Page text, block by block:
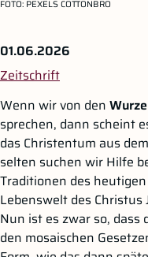
FOTO: PEXELS COTTONBRO
01.06.2026
Zeitschrift
Wenn wir von den
sprechen, dann scheint
das Christentum aus
selten suchen wir Hilfe
Traditionen des
Lebenswelt des
Nun ist es zwar so, dass
den mosaischen